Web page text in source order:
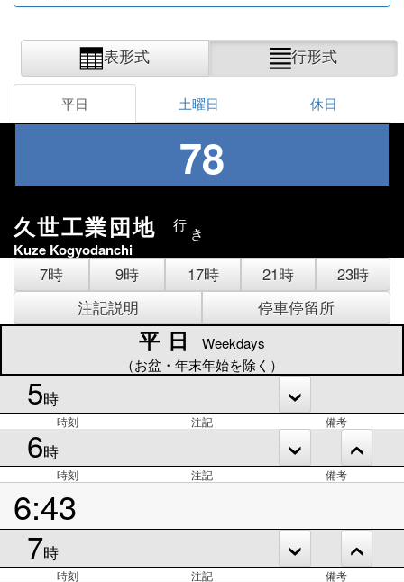
表形式 行形式
平日 土曜日 休日
78
久世工業団地 行 き
Kuze Kogyodanchi
7時 9時 17時 21時
23時
注記説明
停車停留所
平日
Weekdays
（お盆・年末年始を除く）
5時
時刻 注記 備考
6時
時刻 注記 備考
6:43
7時
時刻 注記 備考